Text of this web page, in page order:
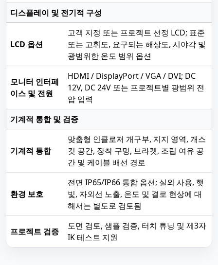
디스플레이 및 전기적 구성
LCD 옵션
고객 지정 또는 프로젝트 선정 LCD; 표준
또는 고휘도, 요구되는 해상도, 시야각 및
광범위한 온도 범위 옵션
모니터 인터페
이스 및 전원
HDMI / DisplayPort / VGA / DVI; DC
12V, DC 24V 또는 프로젝트별 광범위 전
압 입력
기계적 통합 및 검증
기계적 통합
맞춤형 인클로저 개구부, 지지 영역, 개스
킷 공간, 장착 구멍, 브라켓, 조립 여유 공
간 및 케이블 배선 경로
환경 보호
전면 IP65/IP66 통합 옵션; 실외 사용, 햇
빛, 자외선 노출, 온도 및 결로 현상에 대
해서는 별도로 검토됨
프로젝트 검증
도면 검토, 샘플 검증, 터치 튜닝 및 제3자
IK 테스트 지원